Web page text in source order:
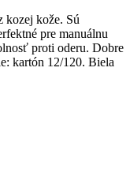
kože. Sú
pre manuálnu
proti oderu. Dobre
kartón 12/120. Biela